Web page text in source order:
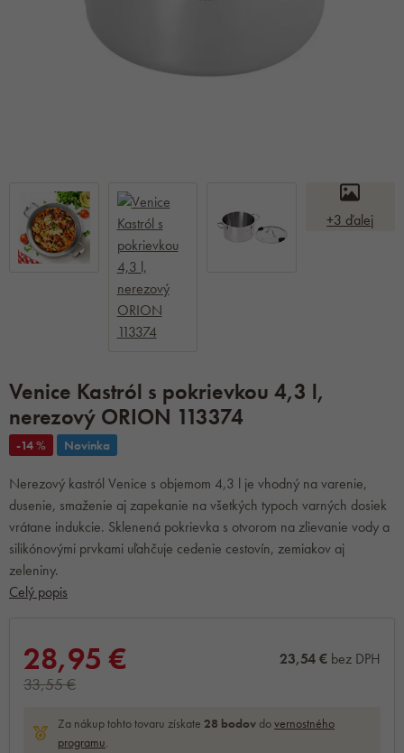
+3 ďalej
Venice Kastról s pokrievkou 4,3 l,
nerezový ORION 113374
-14 % Novinka
Nerezový kastról Venice s objemom 4,3 l je vhodný na varenie,
dusenie, smaženie aj zapekanie na všetkých typoch varných dosiek
vrátane indukcie. Sklenená pokrievka s otvorom na zlievanie vody a
silikónovými prvkami uľahčuje cedenie cestovín, zemiakov aj
zeleniny.
Celý popis
28,95 €
33,55 €
23,54 € bez DPH
Za nákup tohto tovaru získate 28 bodov dovernostného
programu.